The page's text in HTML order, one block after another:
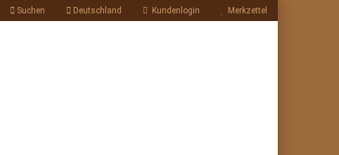
Suchen Deutschland Kundenlogin Merkzettel